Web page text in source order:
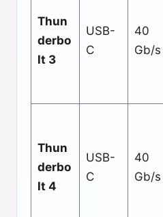
Thun
derbo
lt 3
USB-
C
40
Gb/s
Thun
derbo
lt 4
USB-
C
40
Gb/s